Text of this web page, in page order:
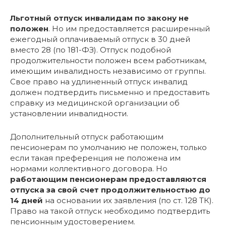
Льготный отпуск инвалидам по закону не
положен. Но им предоставляется расширенный
ежегодный оплачиваемый отпуск в 30 дней
вместо 28 (по 181-ФЗ). Отпуск подобной
продолжительности положен всем работникам,
имеющим инвалидность независимо от группы.
Свое право на удлиненный отпуск инвалид
должен подтвердить письменно и предоставить
справку из медицинской организации об
установлении инвалидности.
Дополнительный отпуск работающим
пенсионерам по умолчанию не положен, только
если такая преференция не положена им
нормами коллективного договора. Но
работающим пенсионерам предоставляются
отпуска за свой счет продолжительностью до
14 дней на основании их заявления (по ст. 128 ТК).
Право на такой отпуск необходимо подтвердить
пенсионным удостоверением.